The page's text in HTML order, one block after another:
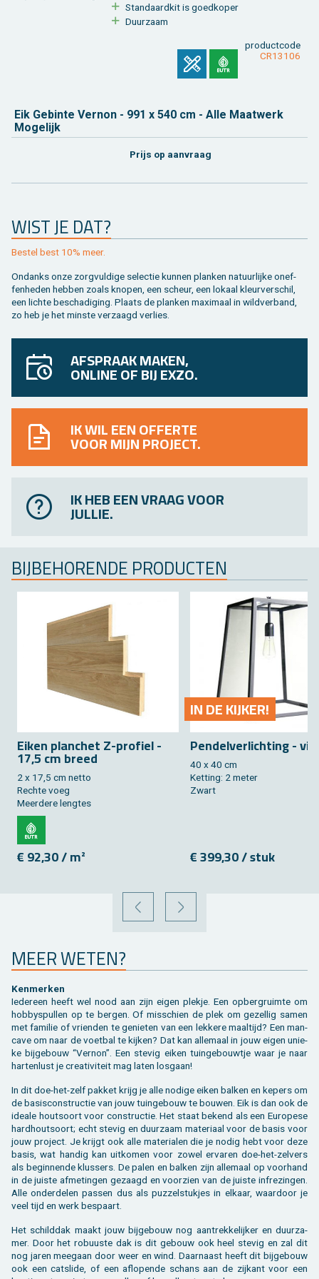
Stan­daard­kit is goed­ko­per
Duur­zaam
product­code
CR13106
Eik Ge­bin­te Ver­non - 991 x 540 cm - Alle Maat­werk
Mo­ge­lijk
Prijs op aan­vraag
WIST JE DAT?
Be­stel best 10% meer.
On­danks onze zorg­vul­di­ge se­lec­tie kun­nen plan­ken na­tuur­lij­ke on­ef­
fen­he­den heb­ben zoals kno­pen, een scheur, een lo­kaal kleur­ver­schil,
een lich­te be­scha­di­ging. Plaats de plan­ken maxi­maal in wild­ver­band,
zo heb je het min­ste ver­zaagd ver­lies.
AFSPRAAK MAKEN,
ONLINE OF BIJ EXZO.
IK WIL EEN OFFERTE
VOOR MIJN PROJECT.
IK HEB EEN VRAAG VOOR
JULLIE.
BIJ­BE­HO­REN­DE PRO­DUC­TEN
Eiken plan­chet Z-pro­fiel -
17,5 cm breed
2 x 17,5 cm netto
Rech­te voeg
Meer­de­re leng­tes
€ 92,30 / m²
IN DE KIJ­KER!
Pen­del­ver­lich­ting -
40 x 40 cm
Ket­ting: 2 meter
Zwart
€ 399,30 / stuk
VORIGE VOLGENDE
MEER WETEN?
Ken­mer­ken
Ie­der­een heeft wel nood aan zijn eigen plek­je. Een op­berg­ruim­te om
hob­by­spul­len op te ber­gen. Of mis­schien de plek om ge­zel­lig samen
met fa­mi­lie of vrien­den te ge­nie­ten van een lek­ke­re maal­tijd? Een man­
ca­ve om naar de voet­bal te kij­ken? Dat kan al­le­maal in jouw eigen unie­
ke bij­ge­bouw “Ver­non”. Een ste­vig eiken tuin­ge­bouw­tje waar je naar
har­ten­lust je cre­a­ti­vi­teit mag laten los­gaan!
In dit doe-het-zelf pak­ket krijg je alle no­di­ge eiken bal­ken en ke­pers om
de ba­sis­con­struc­tie van jouw tuin­ge­bouw te bou­wen. Eik is dan ook de
ide­a­le hout­soort voor con­struc­tie. Het staat be­kend als een Eu­ro­pe­se
hard­hout­soort; echt ste­vig en duur­zaam ma­te­ri­aal voor de basis voor
jouw pro­ject. Je krijgt ook alle ma­te­ri­a­len die je nodig hebt voor deze
basis, wat han­dig kan uit­ko­men voor zowel er­va­ren doe-het-zel­vers
als be­gin­nen­de klus­sers. De palen en bal­ken zijn al­le­maal op voor­hand
in de juis­te af­me­tin­gen ge­zaagd en voor­zien van de juis­te in­fre­zin­gen.
Alle on­der­de­len pas­sen dus als puz­zel­stuk­jes in el­kaar, waar­door je
veel tijd en werk be­spaart.
Het schild­dak maakt jouw bij­ge­bouw nog aan­trek­ke­lij­ker en duur­za­
mer. Door het ro­buus­te dak is dit ge­bouw ook heel ste­vig en zal dit
nog jaren mee­gaan door weer en wind. Daar­naast heeft dit bij­ge­bouw
ook een cats­li­de, of een af­lo­pen­de schans aan de zij­kant voor een